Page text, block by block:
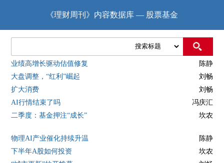
《理财周刊》内容数据库 — 股票基金
业绩高增长驱动估值修复
陈静
大盘调整，“红利”崛起
刘畅
扩大消费
刘畅
AI行情结束了吗
冯庆汇
二季度：基金押注“成长”
坎农
物理AI产业催化持续升温
陈静
下半年A股如何投资
坎农